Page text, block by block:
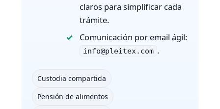
claros para simplificar cada
trámite.
Comunicación por email ágil:
info@pleitex.com .
Custodia compartida
Pensión de alimentos